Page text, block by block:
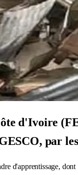
d'Ivoire
par
d'apprentissage,